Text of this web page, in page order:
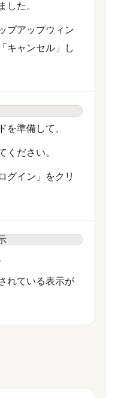
した。
プアップウィン
キャンセル」し
を準備して、
ください。
グイン」をクリ
れている表示が